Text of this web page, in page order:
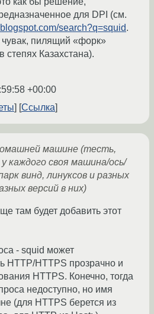
для DPI (см.
search?q=squid.
чувак, пилящий «форк»
степях Казахстана).
+00:00
Ссылка
машине (тесть,
каждого своя машина/ось/
винд, линуксов и разных
версий в них)
там будет добавить этот
- squid может
HTTP/HTTPS прозрачно и
HTTPS. Конечно, тогда
недоступно, но имя
(для HTTPS берется из